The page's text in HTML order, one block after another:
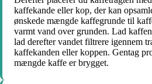
kaffekande eller kop, der kan
ønskede mængde kaffegrunde til
varmt vand over grunden. Lad
lad derefter vandet filtrere igennem
kaffekanden eller koppen. Gentag
mængde kaffe er brygget.